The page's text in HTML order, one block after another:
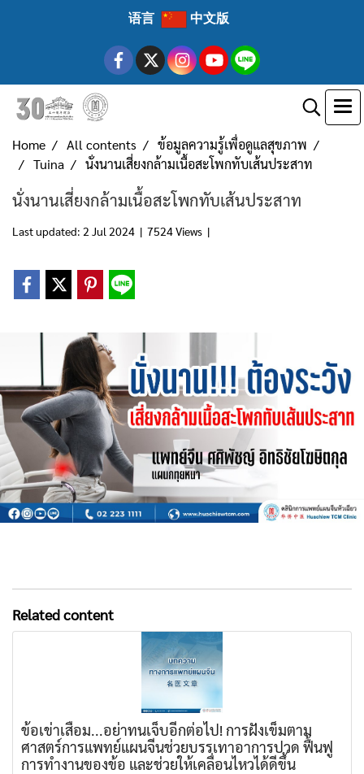
语言 中文版
Home All contents
ข้อมูลความรู้เพื่อดูแลสุขภาพ
Tuina
นั่งนานเสี่ยงกล้ามเนื้อสะโพกทับเส้นประสาท
นั่งนานเสี่ยงกล้ามเนื้อสะโพกทับเส้นประสาท
Last updated: 2 Jul 2024 | 7524 Views |
Related content
ข้อเข่าเสื่อม...อย่าทนเจ็บอีกต่อไป! การฝังเข็มตาม
ศาสตร์การแพทย์แผนจีนช่วยบรรเทาอาการปวด ฟื้นฟู
การทำงานของข้อ และช่วยให้เคลื่อนไหวได้ดีขึ้น